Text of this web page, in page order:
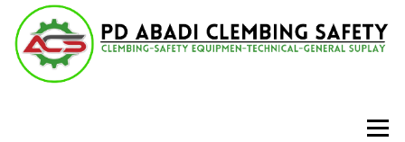
Lompat
konten
Menu